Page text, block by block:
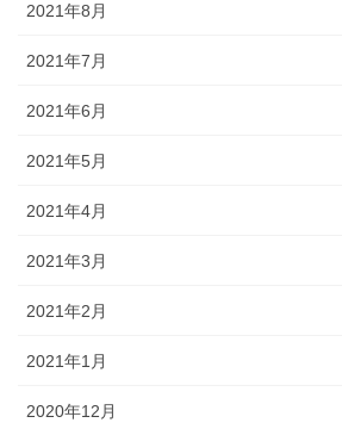
2021年8月
2021年7月
2021年6月
2021年5月
2021年4月
2021年3月
2021年2月
2021年1月
2020年12月